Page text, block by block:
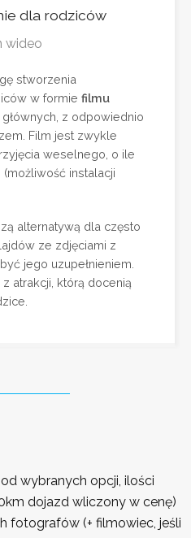
dla rodziców
wideo
stworzenia
w formie filmu
z odpowiednio
Film jest zwykle
weselnego, o ile
instalacji
alternatywą dla często
ze zdjęciami z
jego uzupełnieniem.
atrakcji, którą docenią
wybranych opcji, ilości
dojazd wliczony w cenę)
fotografów (+ filmowiec, jeśli